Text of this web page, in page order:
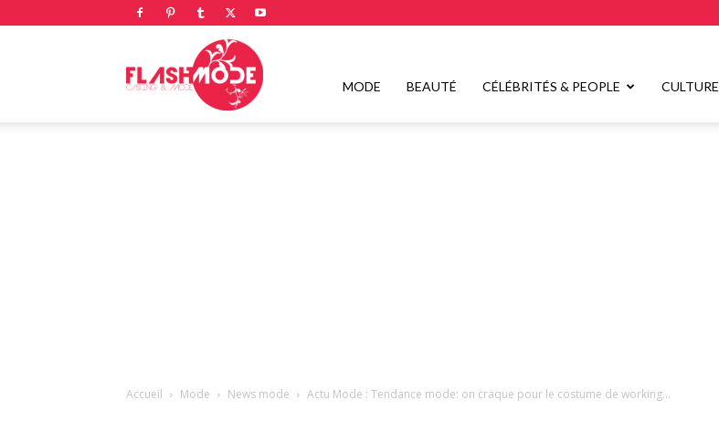
Flashmode
MODE BEAUTÉ CÉLÉBRITÉS & PEOPLE CULTURE
Accueil Mode News mode Actu Mode : Tendance mode: on craque pour le costume de working...